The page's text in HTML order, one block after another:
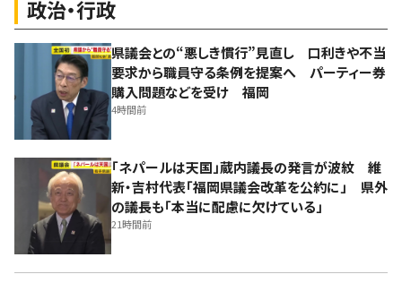
政治・行政
県議会との“悪しき慣行”見直し 口利きや不当
要求から職員守る条例を提案へ パーティー券
購入問題などを受け 福岡
4時間前
「ネパールは天国」蔵内議長の発言が波紋 維
新・吉村代表「福岡県議会改革を公約に」 県外
の議長も「本当に配慮に欠けている」
21時間前